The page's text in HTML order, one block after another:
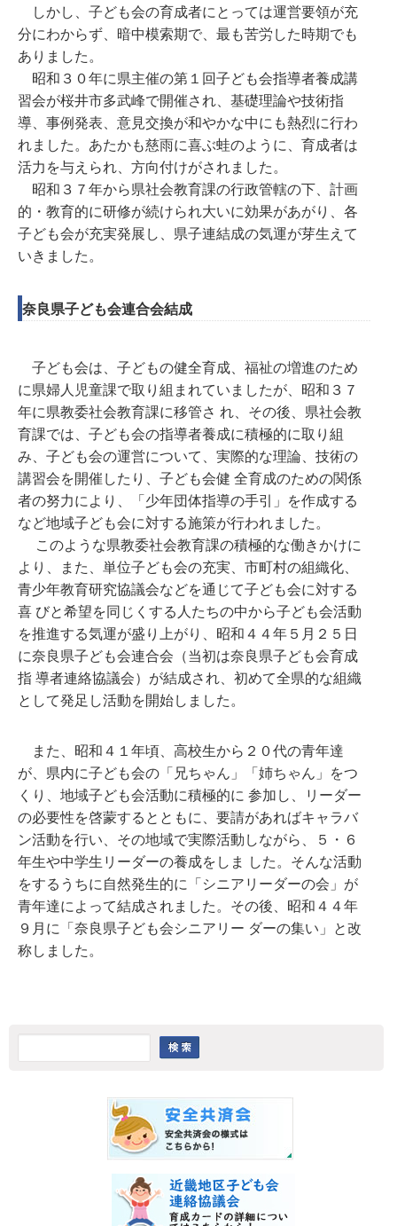
しかし、子ども会の育成者にとっては運営要領が充
分にわからず、暗中模索期で、最も苦労した時期でも
ありました。
昭和３０年に県主催の第１回子ども会指導者養成講
習会が桜井市多武峰で開催され、基礎理論や技術指
導、事例発表、意見交換が和やかな中にも熱烈に行わ
れました。あたかも慈雨に喜ぶ蛙のように、育成者は
活力を与えられ、方向付けがされました。
昭和３７年から県社会教育課の行政管轄の下、計画
的・教育的に研修が続けられ大いに効果があがり、各
子ども会が充実発展し、県子連結成の気運が芽生えて
いきました。
奈良県子ども会連合会結成
子ども会は、子どもの健全育成、福祉の増進のため
に県婦人児童課で取り組まれていましたが、昭和３７
年に県教委社会教育課に移管さ れ、その後、県社会教
育課では、子ども会の指導者養成に積極的に取り組
み、子ども会の運営について、実際的な理論、技術の
講習会を開催したり、子ども会健 全育成のための関係
者の努力により、「少年団体指導の手引」を作成する
など地域子ども会に対する施策が行われました。
このような県教委社会教育課の積極的な働きかけに
より、また、単位子ども会の充実、市町村の組織化、
青少年教育研究協議会などを通じて子ども会に対する
喜 びと希望を同じくする人たちの中から子ども会活動
を推進する気運が盛り上がり、昭和４４年５月２５日
に奈良県子ども会連合会（当初は奈良県子ども会育成
指 導者連絡協議会）が結成され、初めて全県的な組織
として発足し活動を開始しました。
また、昭和４１年頃、高校生から２０代の青年達
が、県内に子ども会の「兄ちゃん」「姉ちゃん」をつ
くり、地域子ども会活動に積極的に 参加し、リーダー
の必要性を啓蒙するとともに、要請があればキャラバ
ン活動を行い、その地域で実際活動しながら、５・６
年生や中学生リーダーの養成をしま した。そんな活動
をするうちに自然発生的に「シニアリーダーの会」が
青年達によって結成されました。その後、昭和４４年
９月に「奈良県子ども会シニアリー ダーの集い」と改
称しました。